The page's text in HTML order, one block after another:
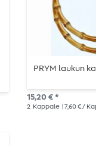
PRYM laukun
15,20 € *
2 Kappale | 7,60 € /